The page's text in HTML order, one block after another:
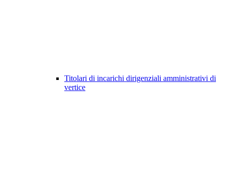
Titolari di incarichi dirigenziali amministrativi di
vertice